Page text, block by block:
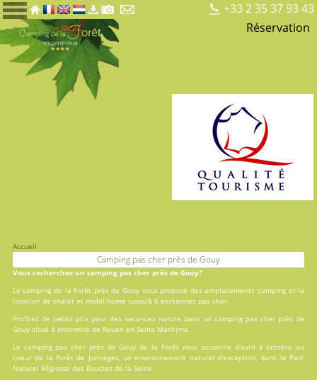
+33 2 35 37 93 43
Réservation
Accueil
Camping pas cher près de Gouy
Vous recherchez un camping pas cher près de Gouy?
Le camping de la Forêt près de Gouy vous propose desemplacements campinget la
locationde chalet et mobil home jusqu'à 6 personnes pas cher.
Profitez de petits prix pour des vacances nature dans un camping pas cher près de
Gouy situé à proximité de Rouen en Seine Maritime.
Le camping pas cher près de Gouy de la Forêt vous accueille d'avril à octobre au
coeur de la Forêt de Jumièges, un environnement naturel d'exception, dans le Parc
Naturel Régional des Boucles de la Seine.